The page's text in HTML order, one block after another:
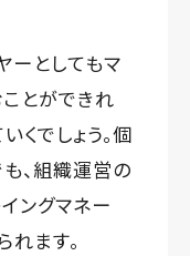
ーとしてもマ
とができれ
くでしょう。個
、組織運営の
ングマネー
れます。